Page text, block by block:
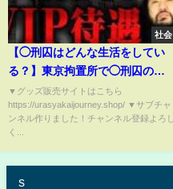
社会
【◯刑囚はどんな生活をしてい
る？】東京拘置所で◯刑囚の身
の回りの世話をしていた人に◯
刑囚の生活や特別待遇について
聞いてみた
▼グッズ販売サイトはこちら
https://urasyakaijourney.shop/ ▼サブチャ
ンネル作りました！チャンネル登録よろし
く...
s